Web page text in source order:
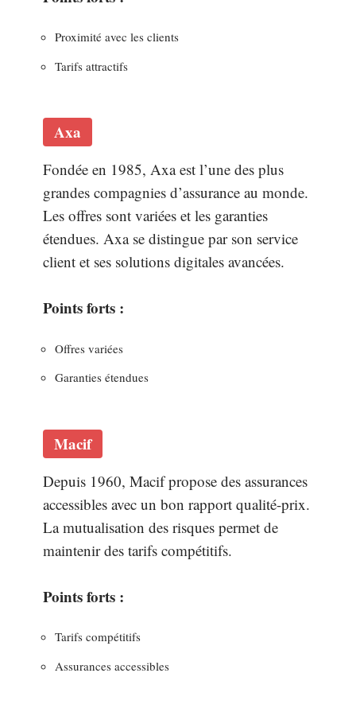
Proximité avec les clients
Tarifs attractifs
Axa
Fondée en 1985, Axa est l’une des plus
grandes compagnies d’assurance au monde.
Les offres sont variées et les garanties
étendues. Axa se distingue par son service
client et ses solutions digitales avancées.
Points forts :
Offres variées
Garanties étendues
Macif
Depuis 1960, Macif propose des assurances
accessibles avec un bon rapport qualité-prix.
La mutualisation des risques permet de
maintenir des tarifs compétitifs.
Points forts :
Tarifs compétitifs
Assurances accessibles